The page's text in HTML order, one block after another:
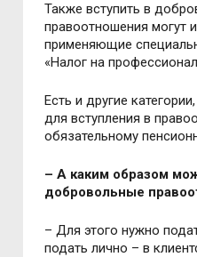
Также вступить в
правоотношения могут
применяющие
«Налог на
Есть и другие
для вступления в
обязательному
– А каким образом
добровольные
– Для этого нужно
подать лично – в